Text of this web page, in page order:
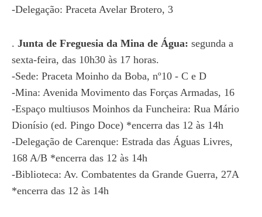
-Delegação: Praceta Avelar Brotero, 3
. Junta de Freguesia da Mina de Água: segunda a
sexta-feira, das 10h30 às 17 horas.
-Sede: Praceta Moinho da Boba, nº10 - C e D
-Mina: Avenida Movimento das Forças Armadas, 16
-Espaço multiusos Moinhos da Funcheira: Rua Mário
Dionísio (ed. Pingo Doce) *encerra das 12 às 14h
-Delegação de Carenque: Estrada das Águas Livres,
168 A/B *encerra das 12 às 14h
-Biblioteca: Av. Combatentes da Grande Guerra, 27A
*encerra das 12 às 14h